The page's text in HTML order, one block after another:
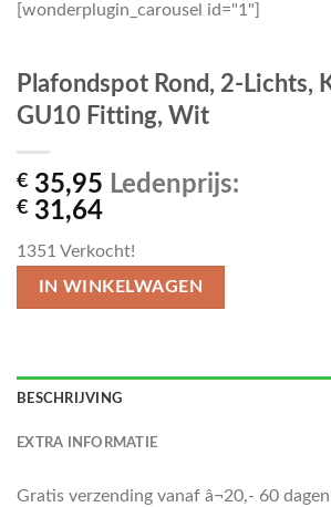
[wonderplugin_carousel id="1"]
Plafondspot Rond, 2-Lichts,
GU10 Fitting, Wit
€ 35,95 Ledenprijs:
€ 31,64
1351 Verkocht!
IN WINKELWAGEN
BESCHRIJVING
EXTRA INFORMATIE
Gratis verzending vanaf â¬20,- 60